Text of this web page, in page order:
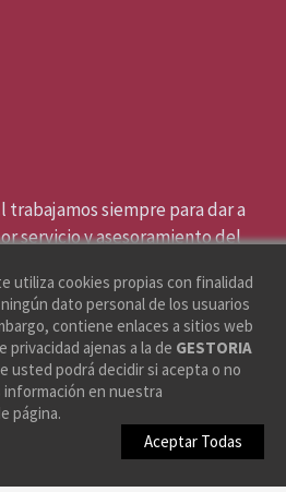
siempre para dar a
servicio y asesoramiento del
garantizar el mejor
como esta?protiendas.net
de privacidad
Cookies
utiliza cookies propias con finalidad
dato personal de los usuarios
contiene enlaces a sitios web
ajenas a la de GESTORIA
usted podrá decidir si acepta o no
información en nuestra
página.
Aceptar Todas